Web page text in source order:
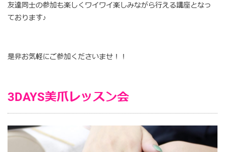
友達同士の参加も楽しくワイワイ楽しみながら行える講座となっ
ております♪
是非お気軽にご参加くださいませ！！
3DAYS美爪レッスン会